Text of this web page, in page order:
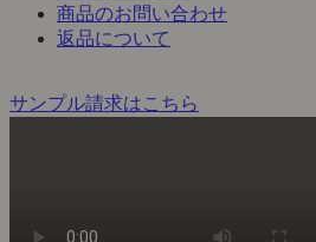
商品のお問い合わせ
返品について
サンプル請求はこちら